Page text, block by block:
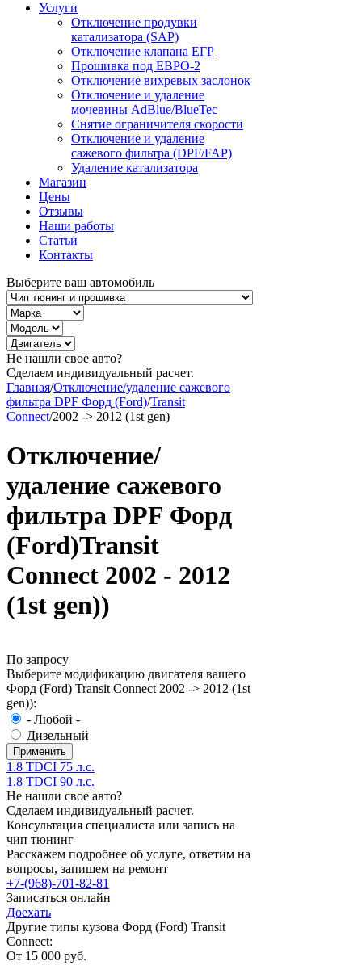
Услуги
Отключение продувки
катализатора (SAP)
Отключение клапана ЕГР
Прошивка под ЕВРО-2
Отключение вихревых заслонок
Отключение и удаление
мочевины AdBlue/BlueTec
Снятие ограничителя скорости
Отключение и удаление
сажевого фильтра (DPF/FAP)
Удаление катализатора
Магазин
Цены
Отзывы
Наши работы
Статьи
Контакты
Выберите ваш автомобиль
Не нашли свое авто?
Сделаем индивидуальный расчет.
Главная/Отключение/удаление сажевого
фильтра DPF Форд (Ford)/Transit
Connect/2002 -> 2012 (1st gen)
Отключение/
удаление сажевого
фильтра DPF Форд
(Ford)Transit
Connect 2002 - 2012
(1st gen))
По запросу
Выберите модификацию двигателя вашего
Форд (Ford) Transit Connect 2002 -> 2012 (1st
gen)):
- Любой -
Дизельный
1.8 TDCI 75 л.с.
1.8 TDCI 90 л.с.
Не нашли свое авто?
Сделаем индивидуальный расчет.
Консультация специалиста или запись на
чип тюнинг
Расскажем подробнее об услуге, ответим на
вопросы, запишем на ремонт
+7-(968)-701-82-81
Записаться онлайн
Доехать
Другие типы кузова Форд (Ford) Transit
Connect:
От 15 000 руб.